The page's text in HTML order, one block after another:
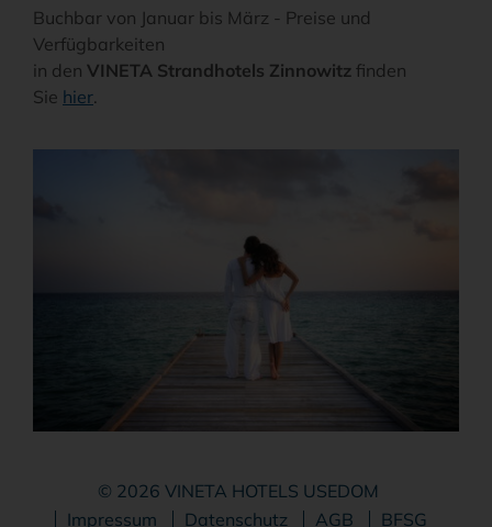
Buchbar von Januar bis März - Preise und
Verfügbarkeiten
in den VINETA Strandhotels Zinnowitz finden
Sie hier.
© 2026 VINETA HOTELS USEDOM
Navigation
Impressum Datenschutz AGB BFSG